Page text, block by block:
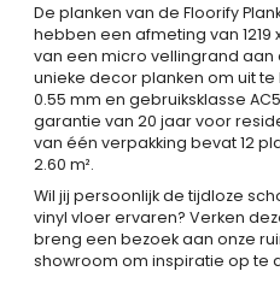
De planken van de Floorify
hebben een afmeting van 1219
van een micro vellingrand aan
unieke decor planken om uit te
0.55 mm en gebruiksklasse
garantie van 20 jaar voor
van één verpakking bevat 12
2.60 m².
Wil jij persoonlijk de tijdloze
vinyl vloer ervaren? Verken
breng een bezoek aan onze
showroom om inspiratie op te